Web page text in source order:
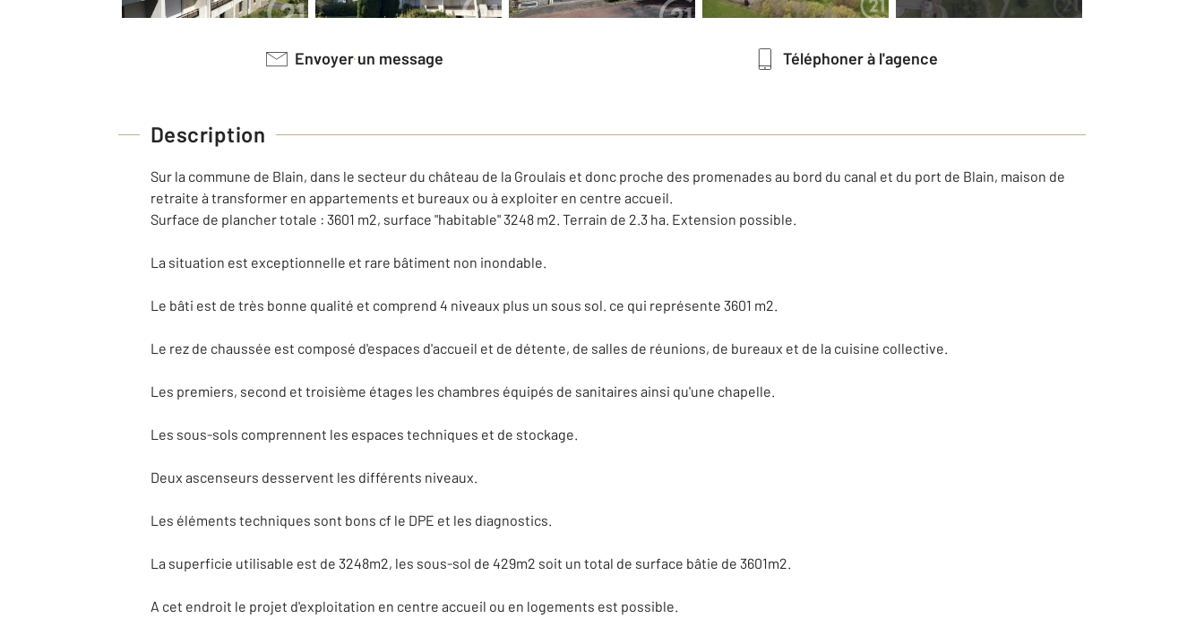
Envoyer un message Téléphoner à l'agence
Description
Sur la commune de Blain, dans le secteur du château de la Groulais et donc proche des promenades au bord du canal et du port de Blain, maison de
retraite à transformer en appartements et bureaux ou à exploiter en centre accueil.
Surface de plancher totale : 3601 m2, surface "habitable" 3248 m2. Terrain de 2.3 ha. Extension possible.
La situation est exceptionnelle et rare bâtiment non inondable.
Le bâti est de très bonne qualité et comprend 4 niveaux plus un sous sol. ce qui représente 3601 m2.
Le rez de chaussée est composé d'espaces d'accueil et de détente, de salles de réunions, de bureaux et de la cuisine collective.
Les premiers, second et troisième étages les chambres équipés de sanitaires ainsi qu'une chapelle.
Les sous-sols comprennent les espaces techniques et de stockage.
Deux ascenseurs desservent les différents niveaux.
Les éléments techniques sont bons cf le DPE et les diagnostics.
La superficie utilisable est de 3248m2, les sous-sol de 429m2 soit un total de surface bâtie de 3601m2.
A cet endroit le projet d'exploitation en centre accueil ou en logements est possible.